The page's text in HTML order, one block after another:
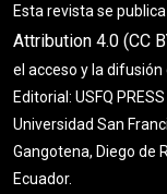
Esta revista se
Attribution 4.0 (CC
el acceso y la difusión
Editorial: USFQ PRESS
Universidad San
Gangotena, Diego de
Ecuador.